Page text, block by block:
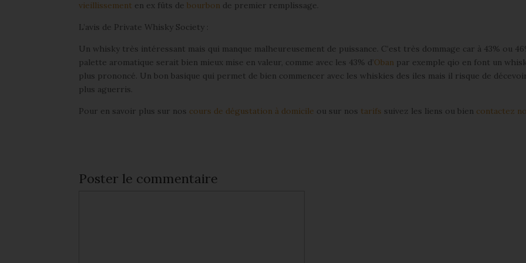
vieillissement en ex fûts debourbon de premier remplissage.
L’avis de Private Whisky Society :
Un whisky très intéressant mais qui manque malheureusement de puissance. C’est très dommage car à 43% ou
palette aromatique serait bien mieux mise en valeur, comme avec les 43% d’Oban par exemple qio en font un
plus prononcé. Un bon basique qui permet de bien commencer avec les whiskies des iles mais il risque de
plus aguerris.
Pour en savoir plus sur nos cours de dégustation à domicile ou sur nos tarifs suivez les liens ou bien contactez
Poster le commentaire